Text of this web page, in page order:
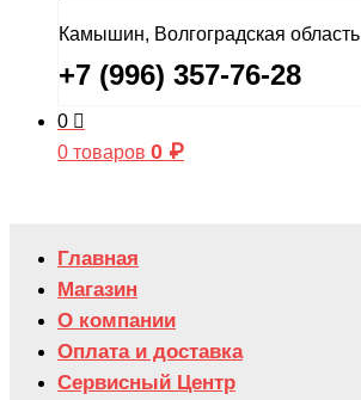
Камышин, Волгоградская область
+7 (996) 357-76-28
0
0 товаров 0 ₽
Главная
Магазин
О компании
Оплата и доставка
Сервисный Центр